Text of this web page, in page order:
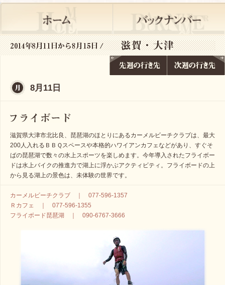
8月11日
滋賀県大津市北比良、琵琶湖のほとりにあるカーメルビーチクラブは、最大
200人入れるＢＢＱスペースや本格的ハワイアンカフェなどがあり、すぐそ
ばの琵琶湖で数々の水上スポーツを楽しめます。今年導入されたフライボー
ドは水上バイクの推進力で湖上に浮かぶアクティビティ。フライボードの上
から見る湖上の景色は、未体験の世界です。
カーメルビーチクラブ ｜ 077-596-1357
Ｒカフェ ｜ 077-596-1355
フライボード琵琶湖 ｜ 090-6767-3666